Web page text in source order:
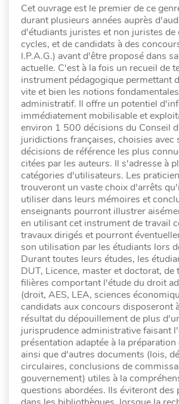
Cet ouvrage est le premier de ce
durant plusieurs années auprès
d'étudiants juristes et non juristes de
cycles, et de candidats à des
I.P.A.G.) avant d'être proposé dans
actuelle. C'est à la fois un recueil de
instrument pédagogique permettant
vite et bien les notions
administratif. Il offre un potentiel
immédiatement mobilisable et
environ 1 500 décisions du Conseil
juridictions françaises, choisies avec
décisions de référence les plus
citées par les auteurs. Il s'adresse à
catégories d'utilisateurs. Les
trouveront un vaste choix d'arrêts
utiliser dans leurs mémoires et
enseignants pourront illustrer
en utilisant cet instrument de travail
travaux dirigés et pourront
son utilisation par les étudiants lors
Durant toutes leurs études, les
DUT, Licence, master et doctorat, de
filières comportant l'étude du droit
(droit, AES, LEA, sciences
candidats aux concours disposeront
résultat du dépouillement de plus
jurisprudence administrative faisant
présentation adaptée à la préparation
ainsi que d'autres documents (lois,
circulaires, conclusions de
gouvernement) utiles à la
questions abordées. Ils éviteront des